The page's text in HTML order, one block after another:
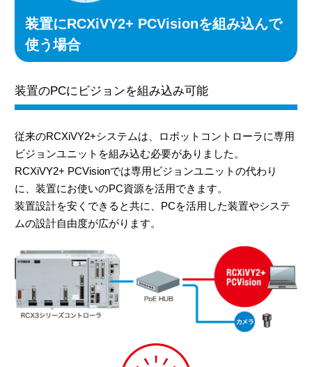
装置にRCXiVY2+ PCVisionを組み込んで
使う場合
装置のPCにビジョンを組み込み可能
従来のRCXiVY2+システムは、ロボットコントローラに専用
ビジョンユニットを組み込む必要がありました。
RCXiVY2+ PCVisionでは専用ビジョンユニットの代わり
に、装置にお使いのPC資源を活用できます。
装置設計を安くできると共に、PCを活用した装置やシステ
ムの設計自由度が広がります。